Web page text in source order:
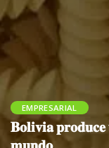
EMPRESARIAL
𝐁𝐨𝐥𝐢𝐯𝐢𝐚